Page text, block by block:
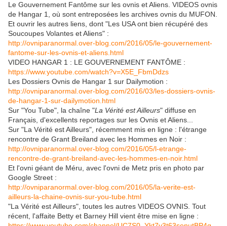
Le Gouvernement Fantôme sur les ovnis et Aliens. VIDEOS ovnis
de Hangar 1, où sont entreposées les archives ovnis du MUFON.
Et ouvrir les autres liens, dont "Les USA ont bien récupéré des
Soucoupes Volantes et Aliens" :
http://ovniparanormal.over-blog.com/2016/05/le-gouvernement-
fantome-sur-les-ovnis-et-aliens.html
VIDEO HANGAR 1 : LE GOUVERNEMENT FANTÔME :
https://www.youtube.com/watch?v=X5E_FbmDdzs
Les Dossiers Ovnis de Hangar 1 sur Dailymotion :
http://ovniparanormal.over-blog.com/2016/03/les-dossiers-ovnis-
de-hangar-1-sur-dailymotion.html
Sur "You Tube", la chaîne "La Vérité est Ailleurs" diffuse en
Français, d'excellents reportages sur les Ovnis et Aliens...
Sur "La Vérité est Ailleurs", récemment mis en ligne : l'étrange
rencontre de Grant Breiland avec les Hommes en Noir :
http://ovniparanormal.over-blog.com/2016/05/l-etrange-
rencontre-de-grant-breiland-avec-les-hommes-en-noir.html
Et l'ovni géant de Méru, avec l'ovni de Metz pris en photo par
Google Street :
http://ovniparanormal.over-blog.com/2016/05/la-verite-est-
ailleurs-la-chaine-ovnis-sur-you-tube.html
"La Vérité est Ailleurs", toutes les autres VIDEOS OVNIS. Tout
récent, l'affaite Betty et Barney Hill vient être mise en ligne :